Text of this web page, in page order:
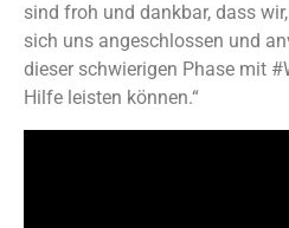
sind froh und dankbar, dass
sich uns angeschlossen und
dieser schwierigen Phase mit
Hilfe leisten können.“